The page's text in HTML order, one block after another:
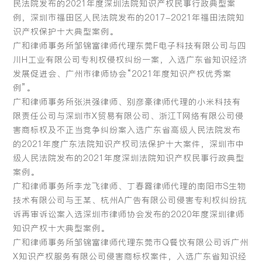
民法院发布的2021年度深圳法院知识产权民事行政典型案
例，深圳市福田区人民法院发布的2017-2021年福田法院知
识产权保护十大典型案例。
广和律师事务所邹锦富律师代理东莞F电子科技有限公司与四
川H工业有限公司专利权侵权纠纷一案，入选广东省知识经济
发展促进会、广州市律师协会“2021年度知识产权优秀案
例”。
广和律师事务所张洪强律师、别彦豪律师代理的小米科技有
限责任公司与深圳市X贸易有限公司、浙江T网络有限公司侵
害商标权及不正当竞争纠纷案入选广东省高级人民法院发布
的2021年度广东法院知识产权司法保护十大案件，深圳市中
级人民法院发布的2021年度深圳法院知识产权民事行政典型
案例。
广和律师事务所李龙飞律师、丁春霞律师代理的南阳市S生物
技术有限公司与王某、杭州A广告有限公司侵害专利权纠纷抗
诉再审诉讼案入选深圳市律师协会发布的2020年度深圳律师
知识产权十大典型案例。
广和律师事务所邹锦富律师代理东莞市Q餐饮有限公司诉广州
X知识产权服务有限公司侵害商标权案件，入选广东省知识经